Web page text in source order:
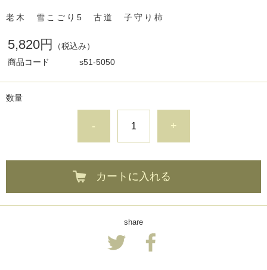
老木 雪こごり5 古道 子守り柿
5,820円
（税込み）
商品コード
s51-5050
数量
- +
カートに入れる
share